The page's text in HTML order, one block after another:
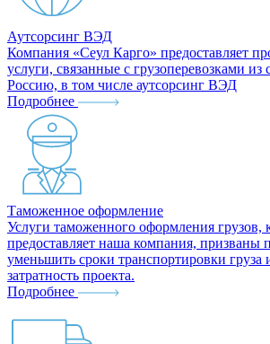
Аутсорсинг ВЭД
Компания «Сеул Карго» предоставляет
услуги, связанные с грузоперевозками из
Россию, в том числе аутсорсинг ВЭД
Подробнее
Таможенное оформление
Услуги таможенного оформления грузов,
предоставляет наша компания, призваны
уменьшить сроки транспортировки груза
затратность проекта.
Подробнее